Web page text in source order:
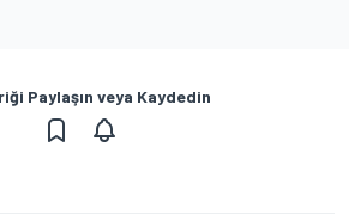
Paylaşın veya Kaydedin